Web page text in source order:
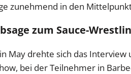
zunehmend in den
zum Sauce-
May drehte sich das
bei der Teilnehmer in